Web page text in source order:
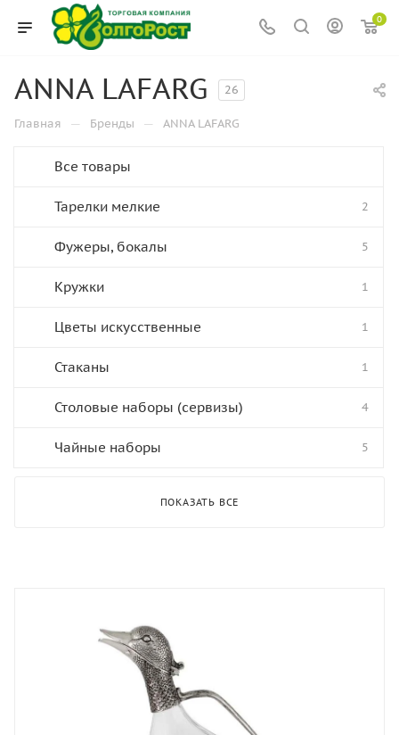
0
ANNA LAFARG 26
Главная — Бренды — ANNA LAFARG
Все товары
Тарелки мелкие 2
Фужеры, бокалы 5
Кружки 1
Цветы искусственные 1
Стаканы 1
Столовые наборы (сервизы) 4
Чайные наборы 5
ПОКАЗАТЬ ВСЕ